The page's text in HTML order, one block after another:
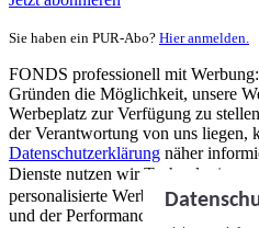
Sie haben ein PUR-Abo? Hier anmelden.
FONDS professionell mit
Gründen die Möglichkeit, unsere
Werbeplatz zur Verfügung zu
der Verantwortung von uns liegen,
Datenschutzerklärung näher
Dienste nutzen wir Technologien
personalisierte Werbung und
und der Performance von Inhalten